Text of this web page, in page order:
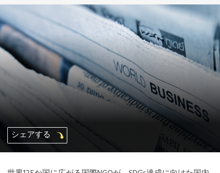
East Asia Secretariat
Korea Office
Kaohsiung Capacity Center
Mexico, Central America and Caribbean
Secretariat
Southeast Asia Secretariat
シェアする